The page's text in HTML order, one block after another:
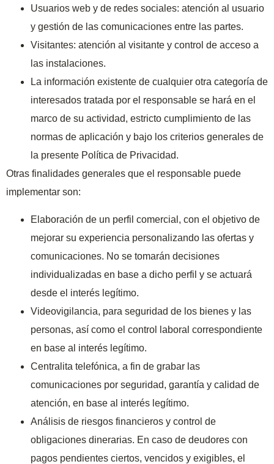
Usuarios web y de redes sociales: atención al usuario
y gestión de las comunicaciones entre las partes.
Visitantes: atención al visitante y control de acceso a
las instalaciones.
La información existente de cualquier otra categoría de
interesados tratada por el responsable se hará en el
marco de su actividad, estricto cumplimiento de las
normas de aplicación y bajo los criterios generales de
la presente Política de Privacidad.
Otras finalidades generales que el responsable puede
implementar son:
Elaboración de un perfil comercial, con el objetivo de
mejorar su experiencia personalizando las ofertas y
comunicaciones. No se tomarán decisiones
individualizadas en base a dicho perfil y se actuará
desde el interés legítimo.
Videovigilancia, para seguridad de los bienes y las
personas, así como el control laboral correspondiente
en base al interés legítimo.
Centralita telefónica, a fin de grabar las
comunicaciones por seguridad, garantía y calidad de
atención, en base al interés legítimo.
Análisis de riesgos financieros y control de
obligaciones dinerarias. En caso de deudores con
pagos pendientes ciertos, vencidos y exigibles, el